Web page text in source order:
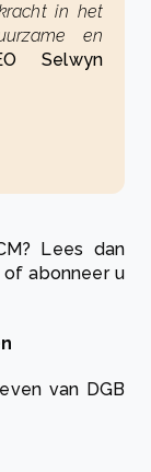
in het
en
Selwyn
Lees dan
of abonneer u
van DGB